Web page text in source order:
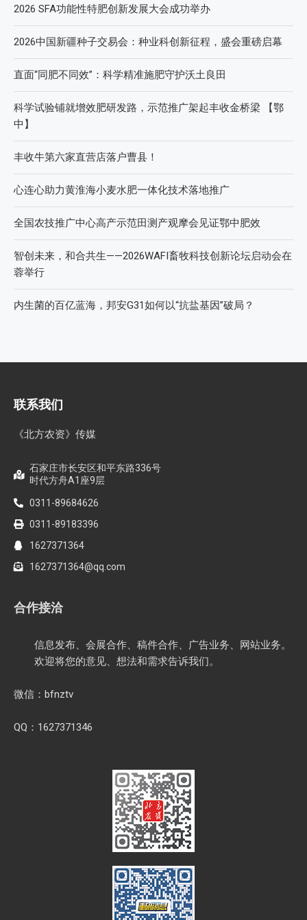
2026 SFA功能性特肥创新发展大会成功举办
2026中国新疆种子交易会：种业科创新征程，盛会重磅启幕
直面“同肥不同效”：科学精准施肥守护沃土良田
科学试验铺就增效肥研发路，示范推广架起丰收金桥梁 【鄂
中】
丰收牛第六家直营店落户曹县！
心连心助力黄淮海小麦水肥一体化技术落地推广
全国农技推广中心高产示范田测产观摩会见证鄂中肥效
智创未来，和合共生——2026WAFI畜牧科技创新论坛启动会在
蓉举行
内生菌的百亿蓝海，邦安G31如何以“抗盐基因”破局？
联系我们
《北方农资》传媒
石家庄市长安区和平东路336号
时代方舟A1座9层
0311-89684626
0311-89183396
1627371364
1627371364@qq.com
合作接洽
信息发布、会展合作、稿件合作、广告业务、网站业务。
欢迎将您的意见、想法和需求告诉我们。
微信：bfnztv
QQ：1627371346